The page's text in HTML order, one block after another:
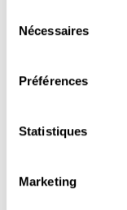
Nécessaires
Préférences
Statistiques
Marketing
FNR